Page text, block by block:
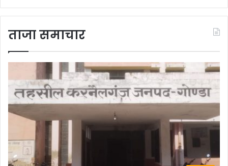
ताजा समाचार